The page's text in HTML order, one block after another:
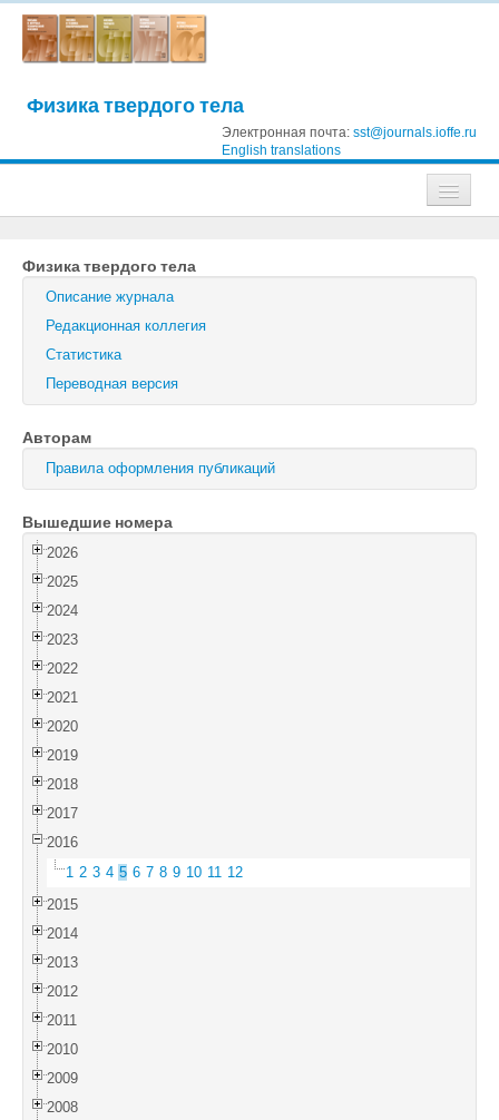
Физика твердого тела
Электронная почта: sst@journals.ioffe.ru
English translations
Журнал технической физики
Письма в Журнал технической физики
Физика твердого тела
Физика и техника полупроводников
Оптика и спектроскопия
Поиск
Войти
Физика твердого тела
Описание журнала
Редакционная коллегия
Статистика
Переводная версия
Авторам
Правила оформления публикаций
Вышедшие номера
2026
2025
2024
2023
2022
2021
2020
2019
2018
2017
2016
1 2 3 4 5 6 7 8 9 10 11 12
2015
2014
2013
2012
2011
2010
2009
2008